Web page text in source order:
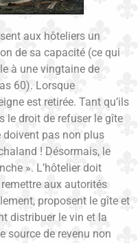
aux hôteliers un
de sa capacité (ce qui
à une vingtaine de
60). Lorsque
est retirée. Tant qu’ils
le droit de refuser le gîte
doivent pas non plus
! Désormais, le
». L’hôtelier doit
aux autorités
proposent le gîte et
distribuer le vin et la
source de revenu non